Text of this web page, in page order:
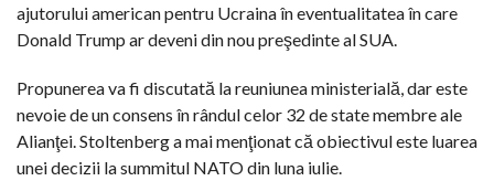
ajutorului american pentru Ucraina în eventualitatea în care
Donald Trump ar deveni din nou preşedinte al SUA.
Propunerea va fi discutată la reuniunea ministerială, dar este
nevoie de un consens în rândul celor 32 de state membre ale
Alianţei. Stoltenberg a mai menţionat că obiectivul este luarea
unei decizii la summitul NATO din luna iulie.